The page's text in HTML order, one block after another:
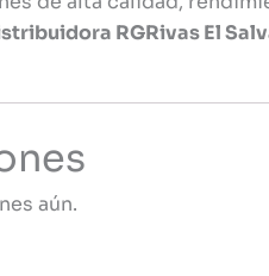
RGRivas El
aún.